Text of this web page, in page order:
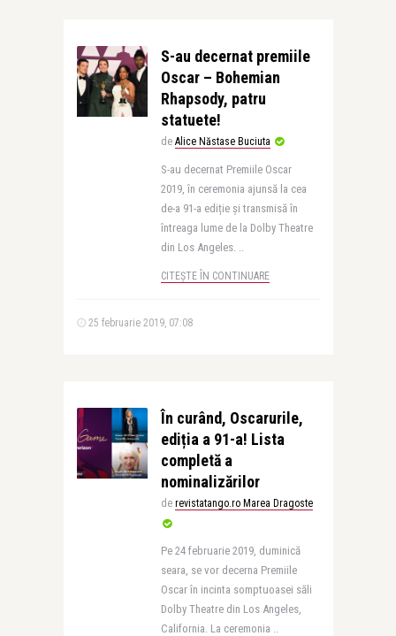
S-au decernat premiile
Oscar – Bohemian
Rhapsody, patru
statuete!
de Alice Năstase Buciuta
S-au decernat Premiile Oscar
2019, în ceremonia ajunsă la cea
de-a 91-a ediție și transmisă în
întreaga lume de la Dolby Theatre
din Los Angeles. ..
CITEȘTE ÎN CONTINUARE
25 februarie 2019, 07:08
În curând, Oscarurile,
ediția a 91-a! Lista
completă a
nominalizărilor
de revistatango.ro Marea Dragoste
Pe 24 februarie 2019, duminică
seara, se vor decerna Premiile
Oscar în incinta somptuoasei săli
Dolby Theatre din Los Angeles,
California. La ceremonia ..